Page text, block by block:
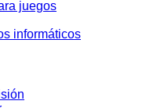
juegos
informáticos